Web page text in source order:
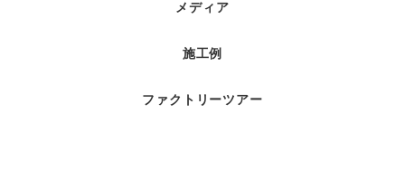
メディア
施工例
ファクトリーツアー